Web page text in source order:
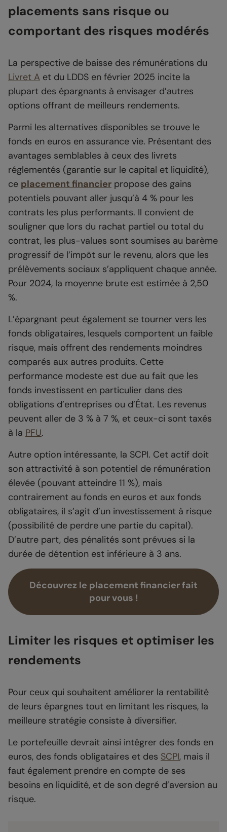
placements sans risque ou
comportant des risques modérés
La perspective de baisse des rémunérations du
Livret A et du LDDS en février 2025 incite la
plupart des épargnants à envisager d’autres
options offrant de meilleurs rendements.
Parmi les alternatives disponibles se trouve le
fonds en euros en assurance vie. Présentant des
avantages semblables à ceux des livrets
réglementés (garantie sur le capital et liquidité),
ce placement financier propose des gains
potentiels pouvant aller jusqu’à 4 % pour les
contrats les plus performants. Il convient de
souligner que lors du rachat partiel ou total du
contrat, les plus-values sont soumises au barème
progressif de l’impôt sur le revenu, alors que les
prélèvements sociaux s’appliquent chaque année.
Pour 2024, la moyenne brute est estimée à 2,50
%.
L’épargnant peut également se tourner vers les
fonds obligataires, lesquels comportent un faible
risque, mais offrent des rendements moindres
comparés aux autres produits. Cette
performance modeste est due au fait que les
fonds investissent en particulier dans des
obligations d’entreprises ou d’État. Les revenus
peuvent aller de 3 % à 7 %, et ceux-ci sont taxés
à la PFU.
Autre option intéressante, la SCPI. Cet actif doit
son attractivité à son potentiel de rémunération
élevée (pouvant atteindre 11 %), mais
contrairement au fonds en euros et aux fonds
obligataires, il s’agit d’un investissement à risque
(possibilité de perdre une partie du capital).
D’autre part, des pénalités sont prévues si la
durée de détention est inférieure à 3 ans.
Découvrez le placement financier fait
pour vous !
Limiter les risques et optimiser les
rendements
Pour ceux qui souhaitent améliorer la rentabilité
de leurs épargnes tout en limitant les risques, la
meilleure stratégie consiste à diversifier.
Le portefeuille devrait ainsi intégrer des fonds en
euros, des fonds obligataires et des SCPI, mais il
faut également prendre en compte de ses
besoins en liquidité, et de son degré d’aversion au
risque.